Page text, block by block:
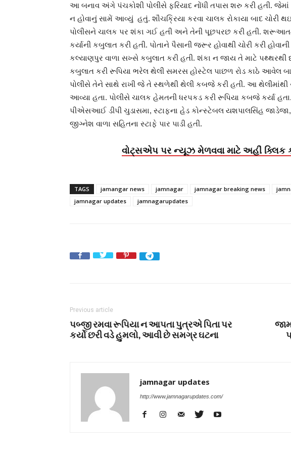
આ બનાવ અંગે પંચકોશી પોલીસે ફરિયાદ નોંધી તપાસ શરુ કરી હતી.
ન હોવાનું સામેં આવ્યું હતું. શૌચક્રિયા કરવા ચાલક રોકાયા બાદ
પોલીસને ચાલક પર શંકા ગઈ હતી અને તેની પૂછપરછ કરી હતી.
કર્યાની કબુલાત કરી હતી. પોતાને પૈસાની જરૂર હોવાથી ચોરી કરી
કલ્યાણપુર વાળા સખ્સે કબુલાત કરી હતી. શંકા ન જાય તે માટે પથ્થરથી
કબુલાત કરી રૂપિયા ભરેલ થેલી સમરસ હોસ્ટેલ પાછળ રોડ કાઠે આવેલ
પોલીસે તેને સાથે રાખી જે તે સ્થળેથી થેલી કબજે કરી હતી. આ
આવ્યા હતા. પોલીસે ચાલક હેમતની ધરપકડ કરી રૂપિયા કબજે કર્યા
પીએસઆઈ ડીપી ચુડાસમા, સ્ટાફના હેડ કોન્સ્ટેબલ યશપાલસિંહ
જીગ્નેશ વાળા સહિતના સ્ટાફે પાર પાડી હતી.
વોટ્સએપ પર ન્યૂઝ મેળવવા માટે અહીં ક્લિક
TAGS jamangar news jamnagar jamnagar breaking news
jamnagar updates
jamnagarupdates
Previous article
પબ્જી રમવા રૂપિયા ન આપતા પુત્રએ પિતા પર
કર્યો છરી વડે હુમલો, આવી છે સમગ્ર ઘટના
jamnagar updates
http://www.jamnagarupdates.com/